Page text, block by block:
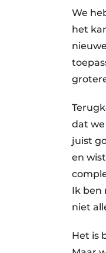
We
het
dat
juist
en
Ik ben
niet
Het is